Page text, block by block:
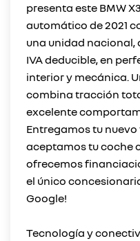
presenta este BMW
automático de 2021
una unidad nacional,
IVA deducible, en
interior y mecánica.
combina tracción
excelente
Entregamos tu
aceptamos tu coche
ofrecemos
el único
Google!
Tecnología y